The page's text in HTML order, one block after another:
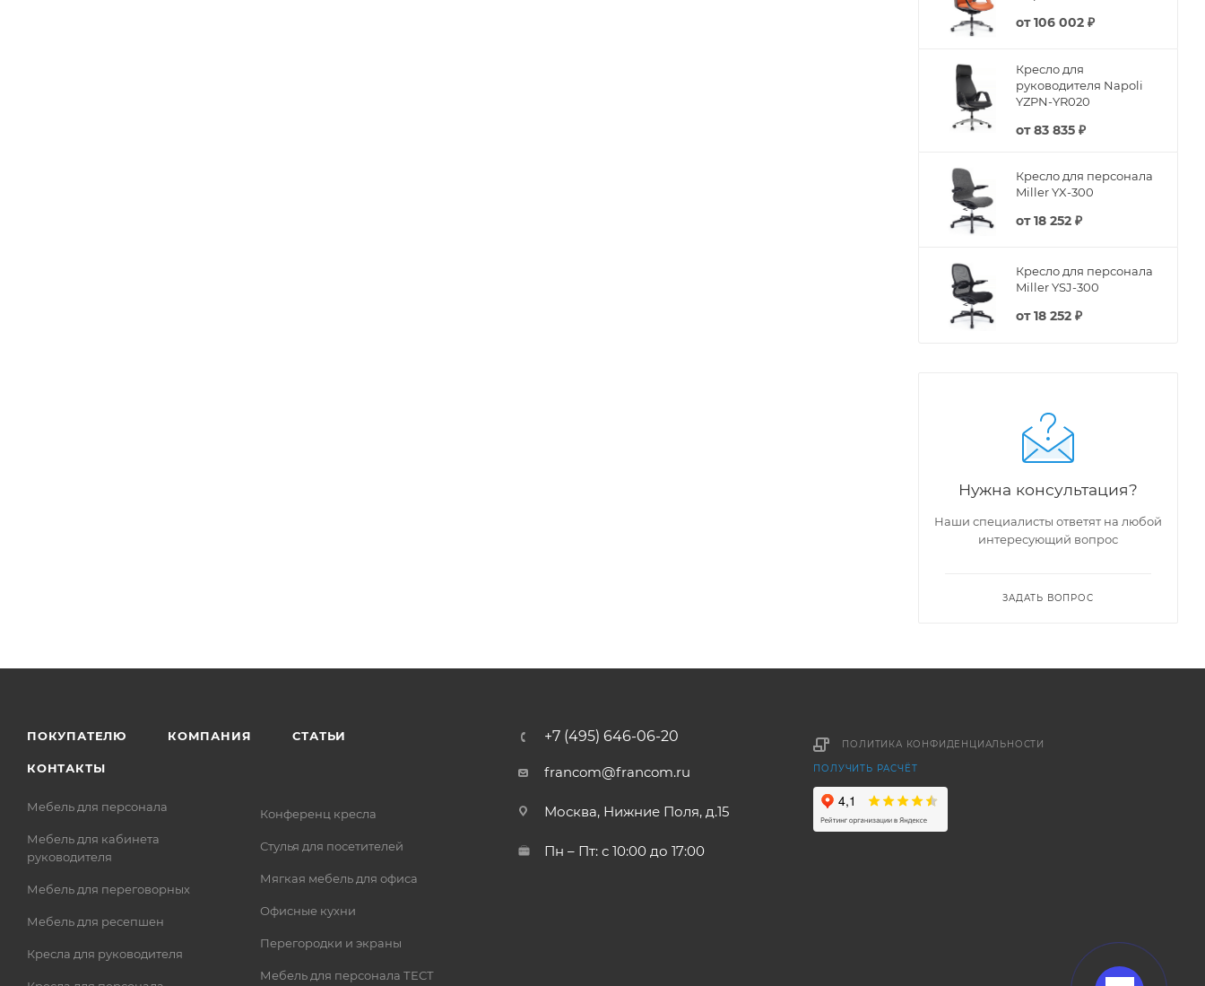
от106 002 ₽
Кресло для
руководителя Napoli
YZPN-YR020
от83 835 ₽
Кресло для персонала
Miller YX-300
от18 252 ₽
Кресло для персонала
Miller YSJ-300
от18 252 ₽
Нужна консультация?
Наши специалисты ответят на любой
интересующий вопрос
ЗАДАТЬ ВОПРОС
ПОКУПАТЕЛЮ КОМПАНИЯ СТАТЬИ
КОНТАКТЫ
Мебель для персонала
Мебель для кабинета
руководителя
Мебель для переговорных
Мебель для ресепшен
Кресла для руководителя
Конференц кресла
Стулья для посетителей
Мягкая мебель для офиса
Офисные кухни
Перегородки и экраны
Мебель для персонала ТЕСТ
+7 (495) 646-06-20
francom@francom.ru
Москва, Нижние Поля, д.15
Пн – Пт: с 10:00 до 17:00
ПОЛИТИКА КОНФИДЕНЦИАЛЬНОСТИ
ПОЛУЧИТЬ РАСЧЁТ